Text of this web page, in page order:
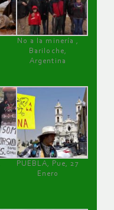
No a la minería ,
Bariloche,
Argentina
PUEBLA, Pue, 27
Enero